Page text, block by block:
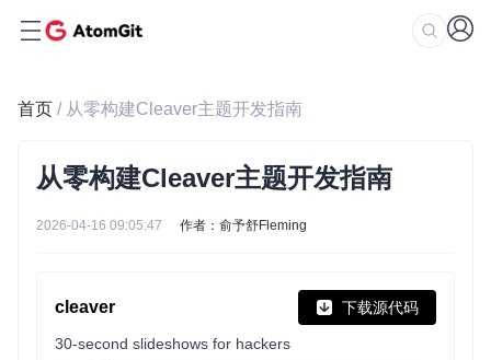
首页 / 从零构建Cleaver主题开发指南
从零构建Cleaver主题开发指南
2026-04-16 09:05:47 作者：俞予舒Fleming
cleaver 下载源代码
30-second slideshows for hackers